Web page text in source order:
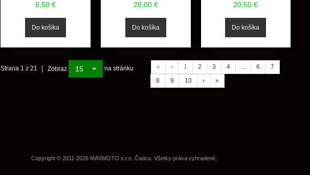
8,50 € 28,00 € 20,50 €
Strana 1 z 21 Zobraz 15 na stránku « ‹ 1 2 3 4 ... 6
7
8
9 10 › »
Copyright © 2011-2026 MAXMOTO s.r.o. Čadca. Všetky práva vyhradené.